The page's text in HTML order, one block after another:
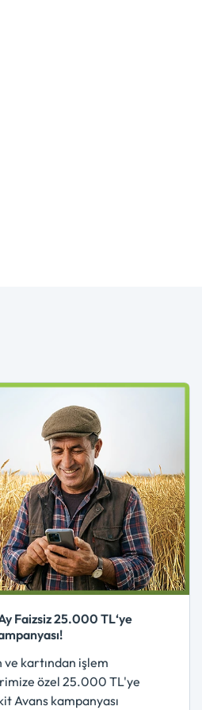
Faizsiz 25.000 TL‘ye
kartından işlem
özel 25.000 TL'ye
Avans kampanyası